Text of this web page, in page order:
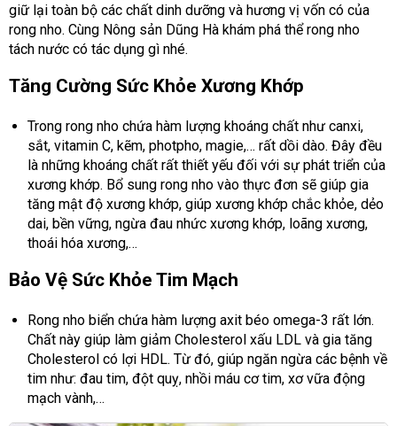
giữ lại toàn bộ các chất dinh dưỡng và hương vị vốn có của
rong nho. Cùng Nông sản Dũng Hà khám phá thể rong nho
tách nước có tác dụng gì nhé.
Tăng Cường Sức Khỏe Xương Khớp
Trong rong nho chứa hàm lượng khoáng chất như canxi,
sắt, vitamin C, kẽm, photpho, magie,… rất dồi dào. Đây đều
là những khoáng chất rất thiết yếu đối với sự phát triển của
xương khớp. Bổ sung rong nho vào thực đơn sẽ giúp gia
tăng mật độ xương khớp, giúp xương khớp chắc khỏe, dẻo
dai, bền vững, ngừa đau nhức xương khớp, loãng xương,
thoái hóa xương,…
Bảo Vệ Sức Khỏe Tim Mạch
Rong nho biển chứa hàm lượng axit béo omega-3 rất lớn.
Chất này giúp làm giảm Cholesterol xấu LDL và gia tăng
Cholesterol có lợi HDL. Từ đó, giúp ngăn ngừa các bệnh về
tim như: đau tim, đột quỵ, nhồi máu cơ tim, xơ vữa động
mạch vành,…